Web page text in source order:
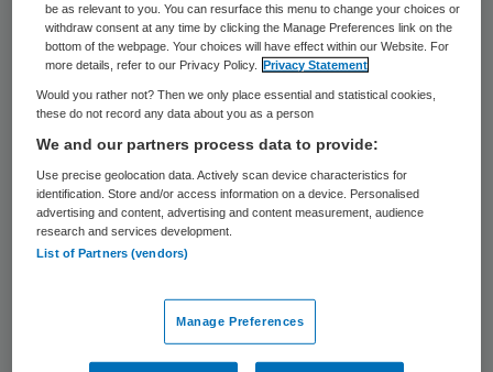
Bijna alle farmaceutische bedrijven in
Groot-Brittannië hebben VWS toegezegd
dat ze voor 31 oktober hun productie of
registratie hebben verplaatst naar het
Europese vasteland, waardoor hun
geneesmiddelen en medische hulpmiddelen
blijven voldoen aan de EU-registratieregels.
Dat laten betrokkenen in de sector weten.
be as relevant to you. You can resurface this menu to change your choices or
withdraw consent at any time by clicking the Manage Preferences link on the
bottom of the webpage. Your choices will have effect within our Website. For
more details, refer to our Privacy Policy.
Privacy Statement
Would you rather not? Then we only place essential and statistical cookies,
these do not record any data about you as a person
We and our partners process data to provide:
Use precise geolocation data. Actively scan device characteristics for
identification. Store and/or access information on a device. Personalised
advertising and content, advertising and content measurement, audience
research and services development.
List of Partners (vendors)
Manage Preferences